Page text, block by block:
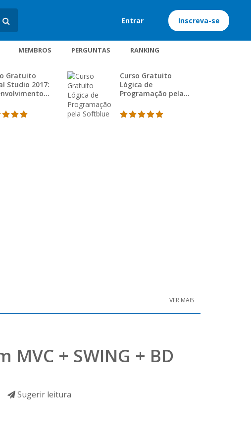
Entrar Inscreva-se
MEMBROS PERGUNTAS RANKING
Gratuito
Studio 2017:
Curso Gratuito
Lógica de
Programação pela
VER MAIS
+ SWING + BD
Sugerir leitura